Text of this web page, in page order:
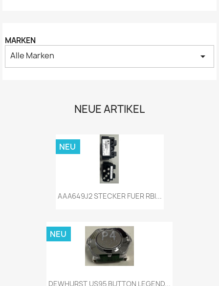
MARKEN
Alle Marken arrow_drop_down
NEUE ARTIKEL
AAA649J2 STECKER FUER RBI...
NEU
DEWHURST US95 BUTTON LEGEND...
NEU